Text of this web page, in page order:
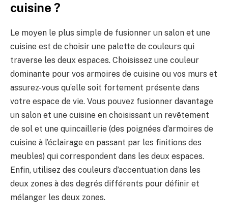
cuisine ?
Le moyen le plus simple de fusionner un salon et une
cuisine est de choisir une palette de couleurs qui
traverse les deux espaces. Choisissez une couleur
dominante pour vos armoires de cuisine ou vos murs et
assurez-vous qu’elle soit fortement présente dans
votre espace de vie. Vous pouvez fusionner davantage
un salon et une cuisine en choisissant un revêtement
de sol et une quincaillerie (des poignées d’armoires de
cuisine à l’éclairage en passant par les finitions des
meubles) qui correspondent dans les deux espaces.
Enfin, utilisez des couleurs d’accentuation dans les
deux zones à des degrés différents pour définir et
mélanger les deux zones.